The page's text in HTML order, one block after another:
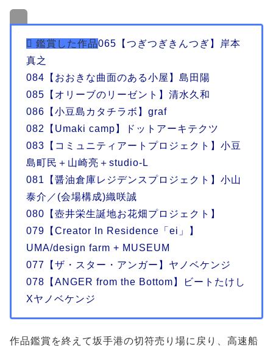
065【つぎつぎきんつぎ】岸本
真之
084【おおきな曲面のある小屋】島田陽
085【オリーブのリーゼント】清水久和
086【小豆島カタチラボ】graf
082【Umaki camp】ドットアーキテクツ
083【コミュニティアートプロジェクト】小豆
島町民＋山崎亮＋studio-L
081【醤油倉庫レジデンスプロジェクト】小山
泰介／(会場構成)織咲誠
080【壺井栄生誕地お花畑プロジェクト】
079【Creator In Residence「ei」】
UMA/design farm + MUSEUM
077【ザ・スター・アンガー】ヤノベケンジ
078【ANGER from the Bottom】ビートたけし
Xヤノベケンジ
作品鑑賞を終えて坂手港の切符売り場に戻り、高速船